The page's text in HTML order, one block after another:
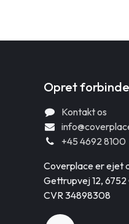
Opret
Kontakt os
+45 4692 8100
Coverplace er ejet
Gettrupvej 12,
CVR 34898308